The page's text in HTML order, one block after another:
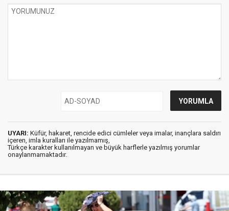
UYARI: Küfür, hakaret, rencide edici cümleler veya imalar, inançlara saldırı
içeren, imla kuralları ile yazılmamış,
Türkçe karakter kullanılmayan ve büyük harflerle yazılmış yorumlar
onaylanmamaktadır.